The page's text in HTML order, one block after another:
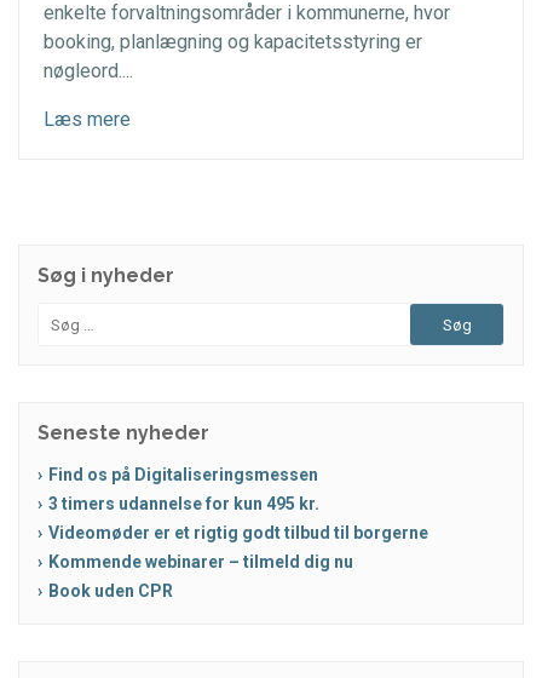
enkelte forvaltningsområder i kommunerne, hvor
booking, planlægning og kapacitetsstyring er
nøgleord....
Læs mere
Søg i nyheder
Søg
Seneste nyheder
Find os på Digitaliseringsmessen
3 timers udannelse for kun 495 kr.
Videomøder er et rigtig godt tilbud til borgerne
Kommende webinarer – tilmeld dig nu
Book uden CPR